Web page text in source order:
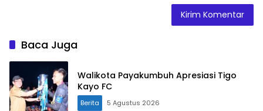
Baca Juga
Walikota Payakumbuh Apresiasi Tigo
Kayo FC
Berita 5 Agustus 2026